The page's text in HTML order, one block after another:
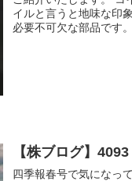
イルと言うと地味な印
必要不可欠な部品です
【株ブログ】
四季報春号で気になっ